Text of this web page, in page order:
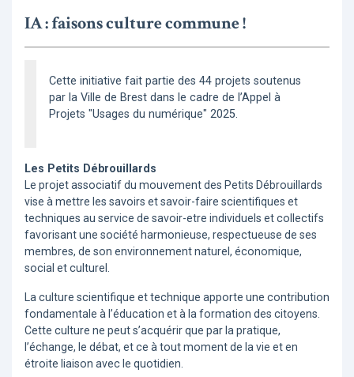
IA : faisons culture commune !
Cette initiative fait partie des 44 projets soutenus
par la Ville de Brest dans le cadre de l’Appel à
Projets "Usages du numérique" 2025.
Les Petits Débrouillards
Le projet associatif du mouvement des Petits Débrouillards
vise à mettre les savoirs et savoir-faire scientifiques et
techniques au service de savoir-etre individuels et collectifs
favorisant une société harmonieuse, respectueuse de ses
membres, de son environnement naturel, économique,
social et culturel.
La culture scientifique et technique apporte une contribution
fondamentale à l’éducation et à la formation des citoyens.
Cette culture ne peut s’acquérir que par la pratique,
l’échange, le débat, et ce à tout moment de la vie et en
étroite liaison avec le quotidien.